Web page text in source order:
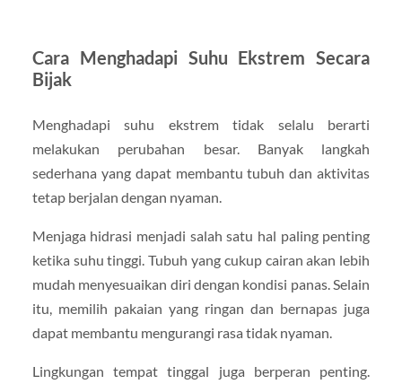
Cara Menghadapi Suhu Ekstrem Secara
Bijak
Menghadapi suhu ekstrem tidak selalu berarti
melakukan perubahan besar. Banyak langkah
sederhana yang dapat membantu tubuh dan aktivitas
tetap berjalan dengan nyaman.
Menjaga hidrasi menjadi salah satu hal paling penting
ketika suhu tinggi. Tubuh yang cukup cairan akan lebih
mudah menyesuaikan diri dengan kondisi panas. Selain
itu, memilih pakaian yang ringan dan bernapas juga
dapat membantu mengurangi rasa tidak nyaman.
Lingkungan tempat tinggal juga berperan penting.